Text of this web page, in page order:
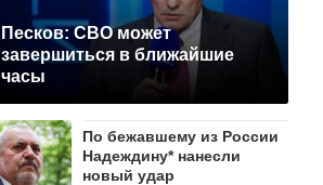
Песков: СВО может
завершиться в ближайшие
часы
По бежавшему из России
Надеждину* нанесли
новый удар